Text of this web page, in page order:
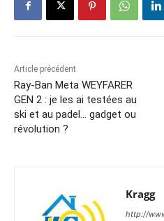
Article précédent
Ray-Ban Meta WEYFARER
GEN 2 : je les ai testées au
ski et au padel… gadget ou
révolution ?
Kragg
http://